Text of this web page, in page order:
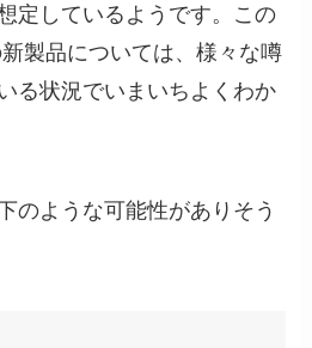
定しているようです。この
製品については、様々な噂
る状況でいまいちよくわか
のような可能性がありそう